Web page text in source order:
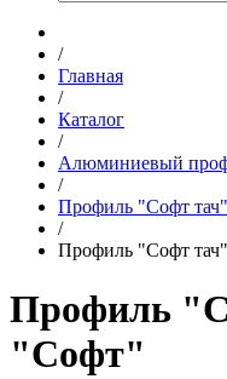
/
Главная
/
Каталог
/
Алюминиевый
/
Профиль "Софт тач"
/
Профиль "Софт
Профиль
"Софт"